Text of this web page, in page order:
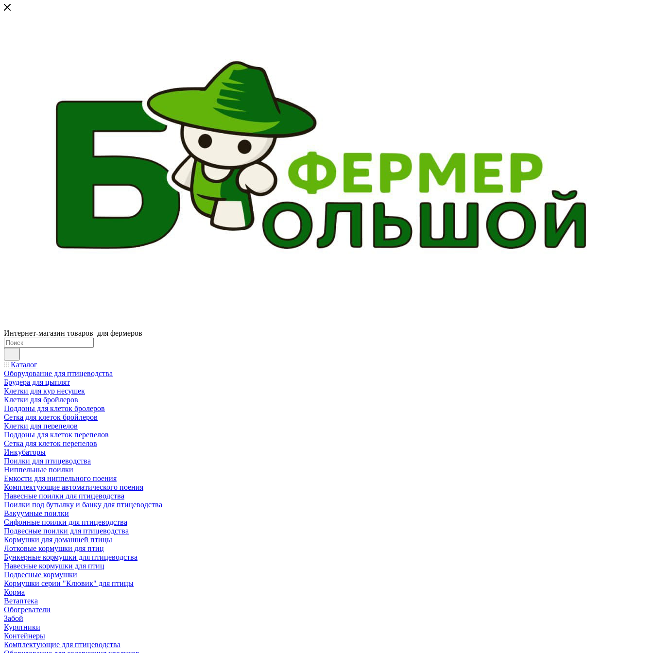
Интернет-магазин товаров для фермеров
Каталог
Оборудование для птицеводства
Брудера для цыплят
Клетки для кур несушек
Клетки для бройлеров
Поддоны для клеток бролеров
Сетка для клеток бройлеров
Клетки для перепелов
Поддоны для клеток перепелов
Сетка для клеток перепелов
Инкубаторы
Поилки для птицеводства
Ниппельные поилки
Емкости для ниппельного поения
Комплектующие автоматического поения
Навесные поилки для птицеводства
Поилки под бутылку и банку для птицеводства
Вакуумные поилки
Сифонные поилки для птицеводства
Подвесные поилки для птицеводства
Кормушки для домашней птицы
Лотковые кормушки для птиц
Бункерные кормушки для птицеводства
Навесные кормушки для птиц
Подвесные кормушки
Кормушки серии "Клювик" для птицы
Корма
Ветаптека
Обогреватели
Забой
Курятники
Контейнеры
Комплектующие для птицеводства